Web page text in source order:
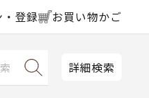
・登録 お買い物かご
詳細検索